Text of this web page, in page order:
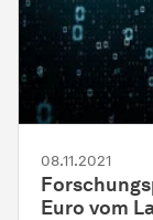
08.11.2021
Euro vom